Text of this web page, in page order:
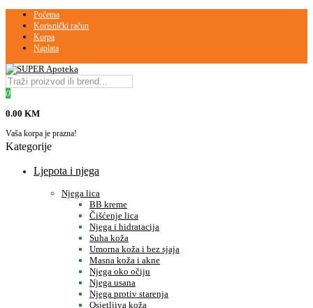
Početna
Korisnički račun
Korpa
Naplata
0
0.00 KM
Vaša korpa je prazna!
Kategorije
Ljepota i njega
Njega lica
BB kreme
Čišćenje lica
Njega i hidratacija
Suha koža
Umorna koža i bez sjaja
Masna koža i akne
Njega oko očiju
Njega usana
Njega protiv starenja
Osjetljiva koža